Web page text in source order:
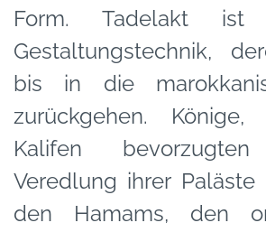
Form. Tadelakt
Gestaltungstechnik,
bis in die
zurückgehen.
Kalifen
Veredlung ihrer
den Hamams, den